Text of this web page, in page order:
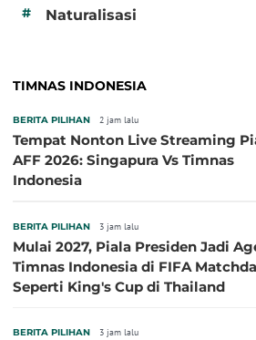
# Naturalisasi
TIMNAS INDONESIA
BERITA PILIHAN 2 jam lalu
Tempat Nonton Live Streaming
AFF 2026: Singapura Vs Timnas
Indonesia
BERITA PILIHAN 3 jam lalu
Mulai 2027, Piala Presiden Jadi
Timnas Indonesia di FIFA
Seperti King's Cup di Thailand
BERITA PILIHAN 3 jam lalu